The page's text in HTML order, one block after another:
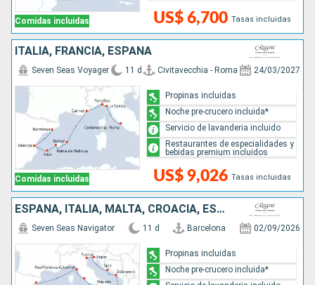
Comidas incluidas US$ 6,700 Tasas incluidas
ITALIA, FRANCIA, ESPAÑA
Comidas incluidas
Seven Seas Voyager 11 d Civitavecchia - Roma 24/03/2027
US$ 9,026 Tasas incluidas
Propinas incluidas
Noche pre-crucero incluida*
Servicio de lavanderia incluido
Restaurantes de especialidades y
bebidas premium incluidos
ESPAÑA, ITALIA, MALTA, CROACIA, ESLOVENIA
Seven Seas Navigator 11 d Barcelona 02/09/2026
Propinas incluidas
Noche pre-crucero incluida*